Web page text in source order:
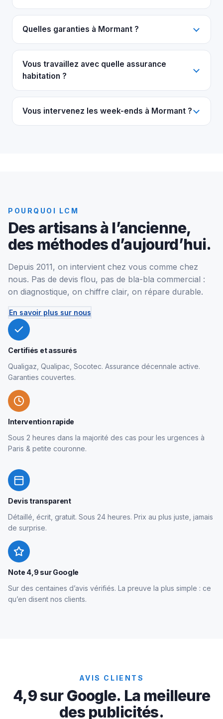
Quelles garanties à Mormant ?
Vous travaillez avec quelle assurance
habitation ?
Vous intervenez les week-ends à Mormant ?
POURQUOI LCM
Des artisans à l’ancienne,
des méthodes d’aujourd’hui.
Depuis 2011, on intervient chez vous comme chez
nous. Pas de devis flou, pas de bla-bla commercial :
on diagnostique, on chiffre clair, on répare durable.
En savoir plus sur nous
Certifiés et assurés
Qualigaz, Qualipac, Socotec. Assurance décennale active.
Garanties couvertes.
Intervention rapide
Sous 2 heures dans la majorité des cas pour les urgences à
Paris & petite couronne.
Devis transparent
Détaillé, écrit, gratuit. Sous 24 heures. Prix au plus juste, jamais
de surprise.
Note 4,9 sur Google
Sur des centaines d’avis vérifiés. La preuve la plus simple : ce
qu’en disent nos clients.
AVIS CLIENTS
4,9 sur Google. La meilleure
des publicités.